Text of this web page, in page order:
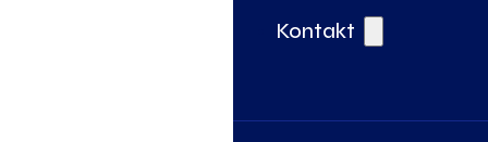
Kontakt